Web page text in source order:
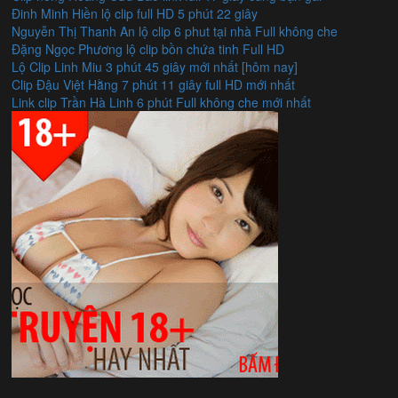
Đinh Minh Hiền lộ clip full HD 5 phút 22 giây
Nguyễn Thị Thanh An lộ clip 6 phut tại nhà Full không che
Đặng Ngọc Phương lộ clip bồn chứa tinh Full HD
Lộ Clip Linh Miu 3 phút 45 giây mới nhất [hôm nay]
Clip Đậu Việt Hằng 7 phút 11 giây full HD mới nhất
Link clip Trần Hà Linh 6 phút Full không che mới nhất